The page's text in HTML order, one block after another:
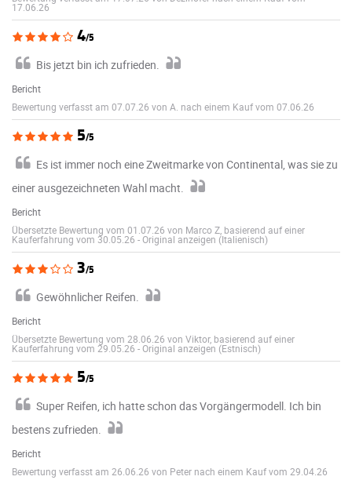
17.06.26
4/5
Bis jetzt bin ich zufrieden.
Bericht
Bewertung verfasst am 07.07.26 von A. nach einem Kauf vom 07.06.26
5/5
Es ist immer noch eine Zweitmarke von Continental, was sie zu
einer ausgezeichneten Wahl macht.
Bericht
Übersetzte Bewertung vom 01.07.26 von Marco Z, basierend auf einer
Kauferfahrung vom 30.05.26 -Original anzeigen (Italienisch)
3/5
Gewöhnlicher Reifen.
Bericht
Übersetzte Bewertung vom 28.06.26 von Viktor, basierend auf einer
Kauferfahrung vom 29.05.26 -Original anzeigen (Estnisch)
5/5
Super Reifen, ich hatte schon das Vorgängermodell. Ich bin
bestens zufrieden.
Bericht
Bewertung verfasst am 26.06.26 von Peter nach einem Kauf vom 29.04.26